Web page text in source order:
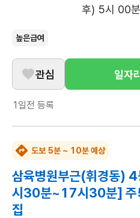
후) 5시 00
높은급여
관심 일자
1일전 등록
도보 5분 ~ 10분 예상
삼육병원부근(휘경동)
시30분~17시30분] 주
집